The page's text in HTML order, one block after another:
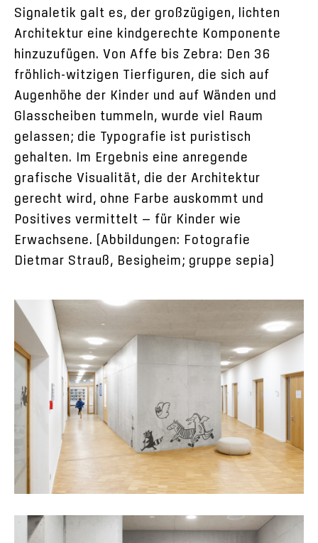
Signaletik galt es, der großzügigen, lichten
Architektur eine kindgerechte Komponente
hinzuzufügen. Von Affe bis Zebra: Den 36
fröhlich-witzigen Tierfiguren, die sich auf
Augenhöhe der Kinder und auf Wänden und
Glasscheiben tummeln, wurde viel Raum
gelassen; die Typografie ist puristisch
gehalten. Im Ergebnis eine anregende
grafische Visualität, die der Architektur
gerecht wird, ohne Farbe auskommt und
Positives vermittelt — für Kinder wie
Erwachsene. (Abbildungen: Fotografie
Dietmar Strauß, Besigheim; gruppe sepia)